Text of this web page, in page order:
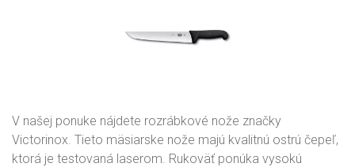
V našej ponuke nájdete rozrábkové nože značky
Victorinox. Tieto mäsiarske nože majú kvalitnú ostrú čepeľ,
ktorá je testovaná laserom. Rukoväť ponúka vysokú